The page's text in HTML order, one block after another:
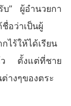
” ผู้อำนวยกา
อว่าเป็นผู้
ไร้ให้ได้เรียน
ว ตั้งแต่ที่ชาย
างๆของตระ